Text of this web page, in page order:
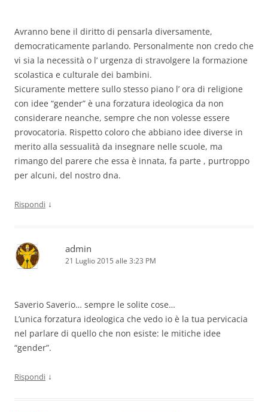
Avranno bene il diritto di pensarla diversamente,
democraticamente parlando. Personalmente non credo che
vi sia la necessità o l’ urgenza di stravolgere la formazione
scolastica e culturale dei bambini.
Sicuramente mettere sullo stesso piano l’ ora di religione
con idee “gender” è una forzatura ideologica da non
considerare neanche, sempre che non volesse essere
provocatoria. Rispetto coloro che abbiano idee diverse in
merito alla sessualità da insegnare nelle scuole, ma
rimango del parere che essa è innata, fa parte , purtroppo
per alcuni, del nostro dna.
Rispondi ↓
admin
21 Luglio 2015 alle 3:23 PM
Saverio Saverio… sempre le solite cose…
L’unica forzatura ideologica che vedo io è la tua pervicacia
nel parlare di quello che non esiste: le mitiche idee
“gender”.
Rispondi ↓